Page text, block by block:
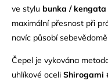
ve stylu bunka / kengata
maximální přesnost při
navíc působí
Čepel je vykována
uhlíkové oceli Shirogami